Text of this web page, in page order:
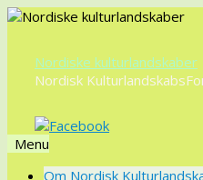
Nordiske kulturlandskaber
Nordisk
Menu
VidereOm Nordisk